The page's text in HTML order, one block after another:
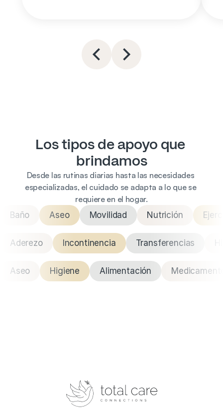
Los tipos de apoyo que
brindamos
Desde las rutinas diarias hasta las necesidades
especializadas, el cuidado se adapta a lo que se
requiere en el hogar.
Baño
Aseo Movilidad Nutrición
Aderezo Incontinencia Transferencias
Aseo Higiene Alimentación